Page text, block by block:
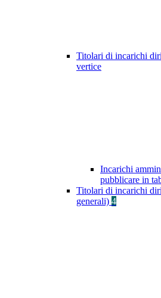
Titolari di incarichi
vertice
Incarichi
pubblicare in
Titolari di incarichi
generali) 4